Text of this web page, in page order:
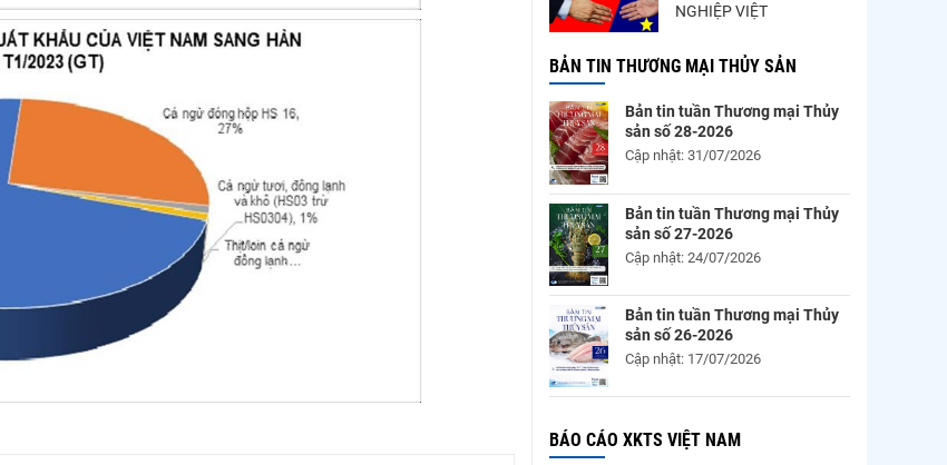
NGHIỆP VIỆT
BẢN TIN THƯƠNG MẠI THỦY SẢN
Bản tin tuần Thương mại Thủy
sản số 28-2026
Cập nhật: 31/07/2026
Bản tin tuần Thương mại Thủy
sản số 27-2026
Cập nhật: 24/07/2026
Bản tin tuần Thương mại Thủy
sản số 26-2026
Cập nhật: 17/07/2026
BÁO CÁO XKTS VIỆT NAM